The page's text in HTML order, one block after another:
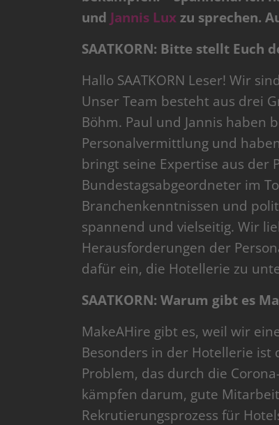
und Jannis Luxzu sprechen.
SAATKORN: Bitte stellt Euch
Hallo SAATKORN Leser! Wir
Unser Team besteht aus drei
Böhm. Paul und Jannis haben
Personalvermittlung und
bringt seine Expertise aus der
Bundestagsabgeordneter im
Branchenkenntnissen und
spannend und vielseitig. Wir
Herausforderungen der
dafür ein, die Hotellerie zu
SAATKORN: Warum gibt es
MakeAHire gibt es, weil wir
Besonders in der Hotellerie
Problem, das durch die
kämpfen darum, gute
Rekrutierungsprozess für